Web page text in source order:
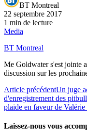
BT Montreal
22 septembre 2017
1 min de lecture
Media
BT Montreal
Me Goldwater s'est jointe
discussion sur les
Article précédentUn juge
d'enregistrement des
plaide en faveur de Valérie
Laissez-nous vous